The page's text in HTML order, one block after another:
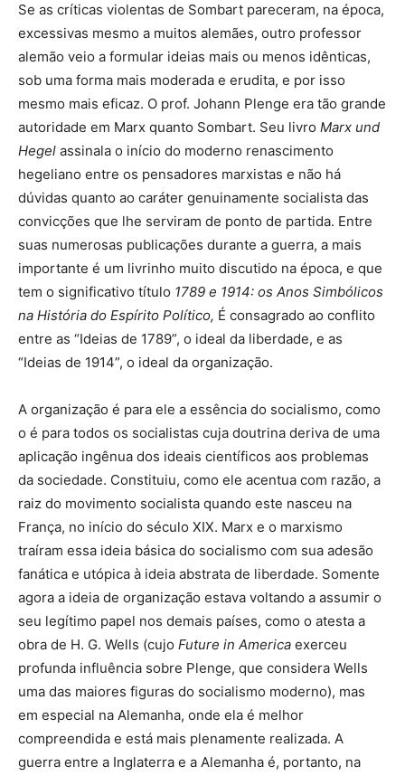
Se as críticas violentas de Sombart pareceram, na época,
excessivas mesmo a muitos alemães, outro professor
alemão veio a formular ideias mais ou menos idênticas,
sob uma forma mais moderada e erudita, e por isso
mesmo mais eficaz. O prof. Johann Plenge era tão grande
autoridade em Marx quanto Sombart. Seu livro Marx und
Hegel assinala o início do moderno renascimento
hegeliano entre os pensadores marxistas e não há
dúvidas quanto ao caráter genuinamente socialista das
convicções que lhe serviram de ponto de partida. Entre
suas numerosas publicações durante a guerra, a mais
importante é um livrinho muito discutido na época, e que
tem o significativo título 1789 e 1914: os Anos Simbólicos
na História do Espírito Político, É consagrado ao conflito
entre as “Ideias de 1789”, o ideal da liberdade, e as
“Ideias de 1914”, o ideal da organização.
A organização é para ele a essência do socialismo, como
o é para todos os socialistas cuja doutrina deriva de uma
aplicação ingênua dos ideais científicos aos problemas
da sociedade. Constituiu, como ele acentua com razão, a
raiz do movimento socialista quando este nasceu na
França, no início do século XIX. Marx e o marxismo
traíram essa ideia básica do socialismo com sua adesão
fanática e utópica à ideia abstrata de liberdade. Somente
agora a ideia de organização estava voltando a assumir o
seu legítimo papel nos demais países, como o atesta a
obra de H. G. Wells (cujo Future in America exerceu
profunda influência sobre Plenge, que considera Wells
uma das maiores figuras do socialismo moderno), mas
em especial na Alemanha, onde ela é melhor
compreendida e está mais plenamente realizada. A
guerra entre a Inglaterra e a Alemanha é, portanto, na